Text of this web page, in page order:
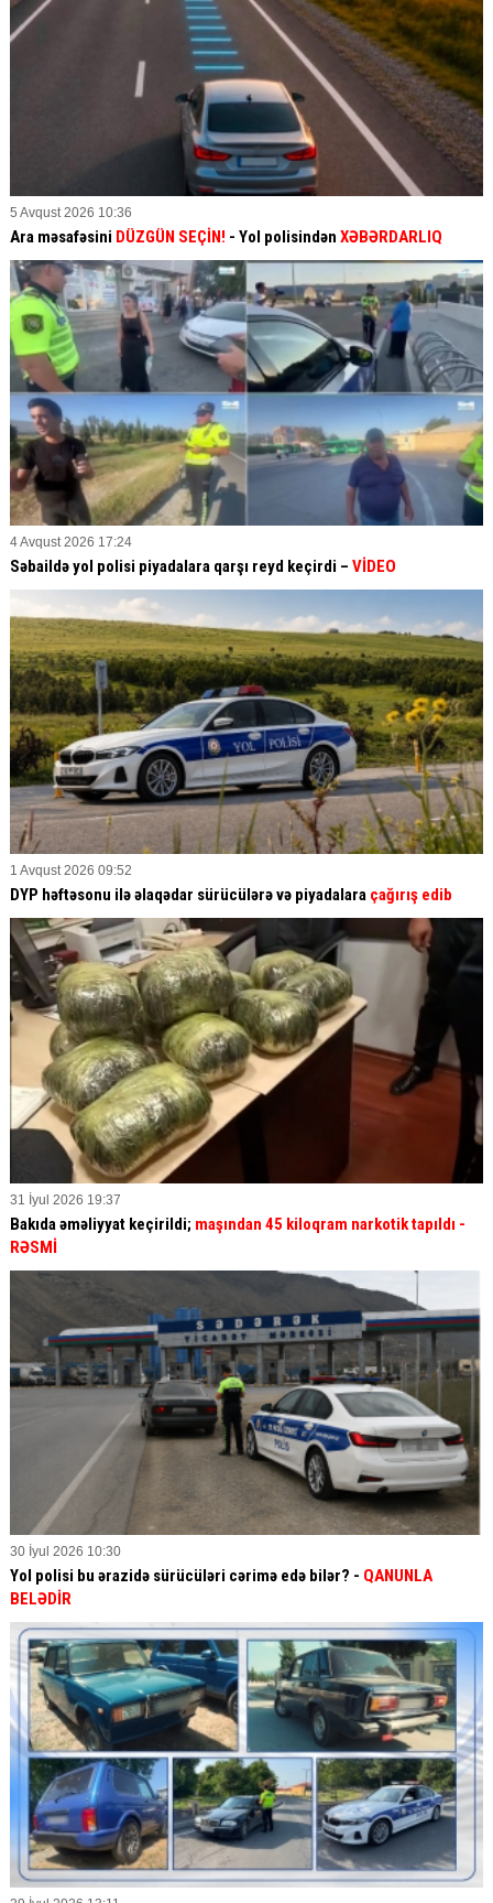
5 Avqust 2026 10:36
Ara məsafəsini DÜZGÜN SEÇİN! - Yol polisindən XƏBƏRDARLIQ
4 Avqust 2026 17:24
Səbaildə yol polisi piyadalara qarşı reyd keçirdi – VİDEO
1 Avqust 2026 09:52
DYP həftəsonu ilə əlaqədar sürücülərə və piyadalara çağırış edib
31 İyul 2026 19:37
Bakıda əməliyyat keçirildi; maşından 45 kiloqram narkotik tapıldı -
RƏSMİ
30 İyul 2026 10:30
Yol polisi bu ərazidə sürücüləri cərimə edə bilər? - QANUNLA
BELƏDİR